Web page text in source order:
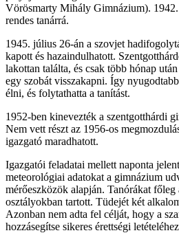
Vörösmarty Mihály Gimnázium).
rendes tanárrá.
1945. július 26-án a szovjet
kapott és hazaindulhatott.
lakottan találta, és csak több hónap
egy szobát visszakapni. Így
élni, és folytathatta a tanítást.
1952-ben kinevezték a szentgotthárdi
Nem vett részt az 1956-os
igazgató maradhatott.
Igazgatói feladatai mellett naponta
meteorológiai adatokat a gimnázium
mérőeszközök alapján. Tanórákat
osztályokban tartott. Tüdejét két
Azonban nem adta fel célját, hogy a
hozzásegítse sikeres érettségi